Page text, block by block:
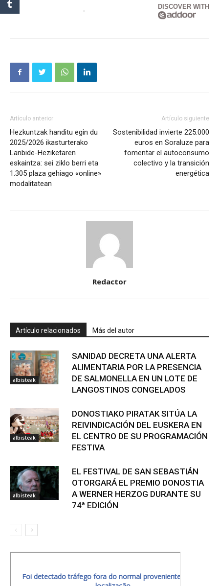
DISCOVER WITH
Artículo anterior
Hezkuntzak handitu egin du
2025/2026 ikasturterako
Lanbide-Heziketaren
eskaintza: sei ziklo berri eta
1.305 plaza gehiago «online»
modalitatean
Artículo siguiente
Sostenibilidad invierte 225.000
euros en Soraluze para
fomentar el autoconsumo
colectivo y la transición
energética
Redactor
Artículo relacionados Más del autor
albisteak
SANIDAD DECRETA UNA ALERTA
ALIMENTARIA POR LA PRESENCIA
DE SALMONELLA EN UN LOTE DE
LANGOSTINOS CONGELADOS
albisteak
DONOSTIAKO PIRATAK SITÚA LA
REIVINDICACIÓN DEL EUSKERA EN
EL CENTRO DE SU PROGRAMACIÓN
FESTIVA
albisteak
EL FESTIVAL DE SAN SEBASTIÁN
OTORGARÁ EL PREMIO DONOSTIA
A WERNER HERZOG DURANTE SU
74ª EDICIÓN